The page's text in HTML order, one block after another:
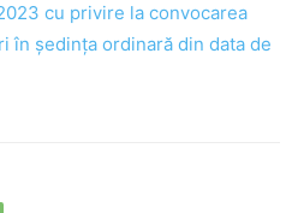
cu privire la convocarea
în ședința ordinară din data de